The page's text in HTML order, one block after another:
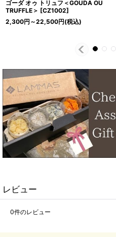
ゴーダ オゥ トリュフ＜GOUDA OU
TRUFFLE＞ [CZ1002]
2,300円 ～22,500円(税込)
レビュー
0件のレビュー